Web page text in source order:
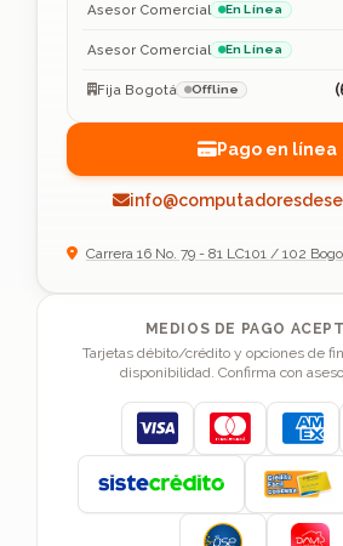
Asesor Comercial En Línea
Asesor Comercial En Línea
Fija Bogotá Offline
Pago en línea
Carrera 16 No. 79 - 81 LC101 / 102
MEDIOS DE PAGO
Tarjetas débito/crédito y opciones de
disponibilidad. Confirma con
Visa Mastercard